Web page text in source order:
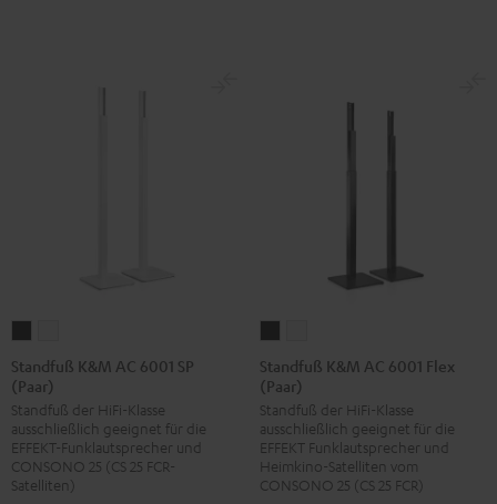
K&M
AC
6001
SP
(Paar)
Schwarz
K&M
6001
SP
(Paar)
Weiß
Standfuß K&M AC 6001 SP
(Paar)
Standfuß der HiFi-Klasse
ausschließlich geeignet für die
EFFEKT-Funklautsprecher und
CONSONO 25 (CS 25 FCR-
Satelliten)
K&M
AC
6001
Flex
(Paar)
Schwarz
K&M
6001
Flex
(Paar)
Weiß
Standfuß K&M AC 6001 Flex
(Paar)
Standfuß der HiFi-Klasse
ausschließlich geeignet für die
EFFEKT Funklautsprecher und
Heimkino-Satelliten vom
CONSONO 25 (CS 25 FCR)